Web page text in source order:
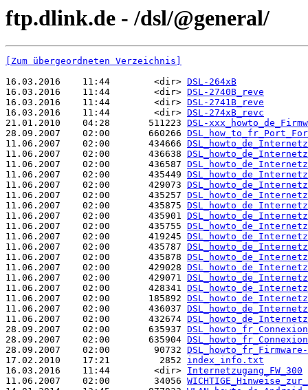
ftp.dlink.de - /dsl/@general/
[Zum übergeordneten Verzeichnis]
16.03.2016    11:44        <dir> DSL-264xB
16.03.2016    11:44        <dir> DSL-2740B_reve
16.03.2016    11:44        <dir> DSL-2741B_reve
16.03.2016    11:44        <dir> DSL-274xB_revc
21.01.2010    04:28       511223 DSL-
28.09.2007    02:00       660266
11.06.2007    02:00       434666
11.06.2007    02:00       436638
11.06.2007    02:00       436587
11.06.2007    02:00       435449
11.06.2007    02:00       429073
11.06.2007    02:00       435257
11.06.2007    02:00       435875
11.06.2007    02:00       435901
11.06.2007    02:00       435755
11.06.2007    02:00       419245
11.06.2007    02:00       435787
11.06.2007    02:00       435878
11.06.2007    02:00       429028
11.06.2007    02:00       429071
11.06.2007    02:00       428341
11.06.2007    02:00       185892
11.06.2007    02:00       436037
11.06.2007    02:00       432674
28.09.2007    02:00       635937
28.09.2007    02:00       635904
28.09.2007    02:00        90732
17.02.2010    17:21         2852 index_info.txt
16.03.2016    11:44        <dir> Internetzugang_FW_300
11.06.2007    02:00        34056